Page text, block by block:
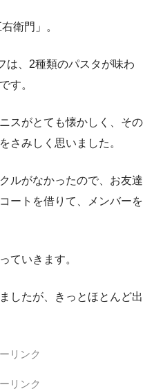
衛門」。
は、2種類のパスタが味わ
す。
スがとても懐かしく、その
さみしく思いました。
ルがなかったので、お友達
ートを借りて、メンバーを
ていきます。
したが、きっとほとんど出
リンク
リンク